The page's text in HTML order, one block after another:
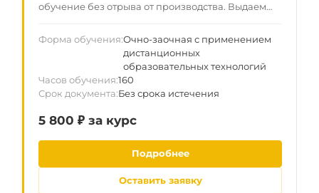
обучение без отрыва от производства. Выдаем
законной работы по всей РФ. Данные вносятся в
госреестр ФИС ФРДО — гарантия прохождения
Форма обучения Очно-заочная с применением
дистанционных
образовательных технологий
Часов обучения 160
Срок документа Без срока истечения
5 800 ₽ за курс
Подробнее
Оставить заявку